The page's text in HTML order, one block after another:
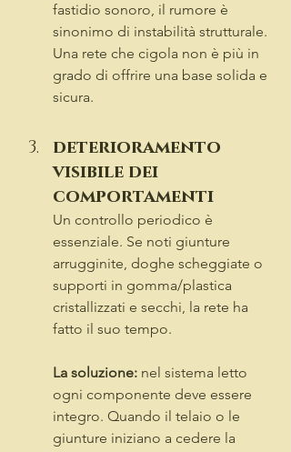
fastidio sonoro, il rumore è
sinonimo di instabilità strutturale.
Una rete che cigola non è più in
grado di offrire una base solida e
sicura.
deterioramento
visibile dei
comportamenti
Un controllo periodico è
essenziale. Se noti giunture
arrugginite, doghe scheggiate o
supporti in gomma/plastica
cristallizzati e secchi, la rete ha
fatto il suo tempo.
La soluzione: nel sistema letto
ogni componente deve essere
integro. Quando il telaio o le
giunture iniziano a cedere la